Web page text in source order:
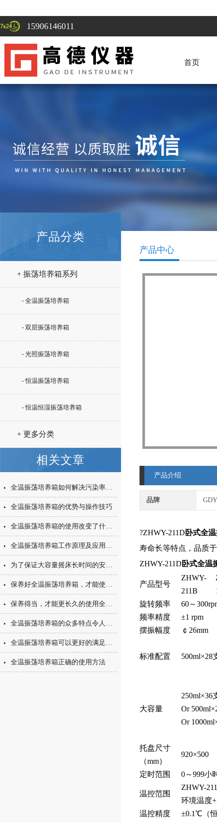
15906146011
首页
产品分类
+ 振荡培养箱系列
- 全温振荡培养箱
- 双层振荡培养箱
- 光照振荡培养箱
- 恒温振荡培养箱
- 恒温恒湿振荡培养箱
+ 更多分类
相关文章
全温振荡培养箱如何解决污染率与生长周期矛盾？
全温振荡培养箱的优势与操作技巧
全温振荡培养箱的使用改变了什么？
全温振荡培养箱工作原理及应用范围
为了保证大容量摇床长时间的安全使用，适当的维护工作可少不了
保养好全温振荡培养箱，才能使它一直保持一个良好的工作状态
保养得当，才能更长久的使用全温振荡培养箱
全温振荡培养箱的众多特点令人眼花缭乱
全温振荡培养箱可以更好的满足用户的需求
全温振荡培养箱正确的使用方法
产品中心
产品介绍
品牌
?ZHWY-211D 卧式全
寿命长等特点，品质
ZHWY-211D 卧式全温
产品型号
ZHWY-
211B
旋转频率
60～
频率精度
±1 rpm
摆振幅度
￠26mm
标准配置 500ml×28
大容量
250ml×36
Or
Or
托盘尺寸
（mm）
920×500
定时范围 0～999小
温控范围
ZHWY-
环境温度
温控精度
±0.1℃（